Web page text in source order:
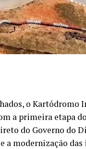
o
a primeira etapa
do Governo do
a modernização